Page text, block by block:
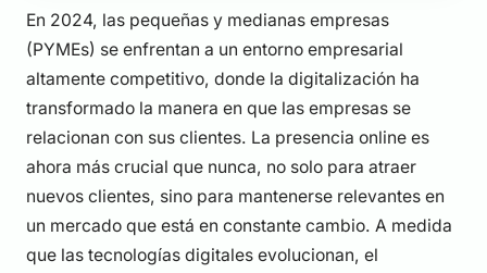
En 2024, las pequeñas y medianas empresas
(PYMEs) se enfrentan a un entorno empresarial
altamente competitivo, donde la digitalización ha
transformado la manera en que las empresas se
relacionan con sus clientes. La presencia online es
ahora más crucial que nunca, no solo para atraer
nuevos clientes, sino para mantenerse relevantes en
un mercado que está en constante cambio. A medida
que las tecnologías digitales evolucionan, el